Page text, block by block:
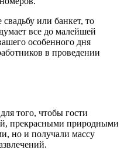
или банкет, то
все до малейшей
особенного дня
в проведении
того, чтобы гости
прекрасными природными
но и получали массу